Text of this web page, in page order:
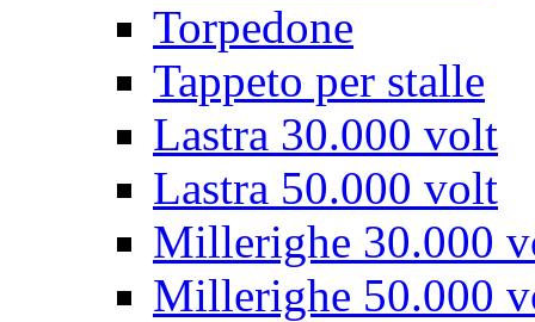
Torpedone
Tappeto per stalle
Lastra 30.000 volt
Lastra 50.000 volt
Millerighe 30.000
Millerighe 50.000